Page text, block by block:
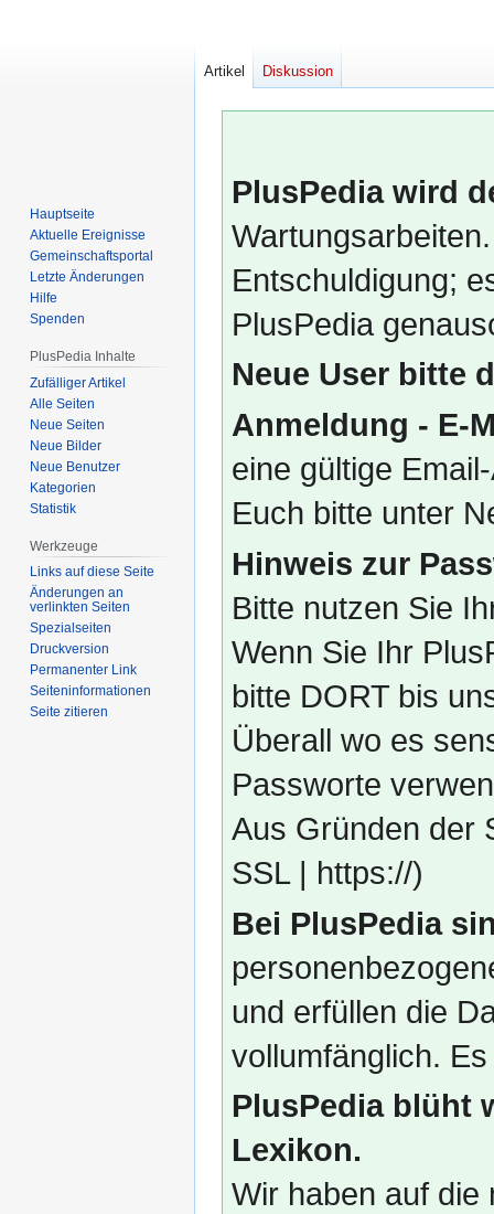
PlusPedia wird
Entschuldigung;
PlusPedia
Neue User bitte
Anmeldung - E-
eine gültige
Euch bitte unter
Hinweis zur
Bitte nutzen Sie
Wenn Sie Ihr
bitte DORT bis
Überall wo es
Passworte
Aus Gründen der
SSL | https://)
Bei PlusPedia
und erfüllen die
vollumfänglich.
PlusPedia blüht
Lexikon.
Wir haben auf die
Artikel Diskussion
Hauptseite
Aktuelle Ereignisse
Gemeinschafts­portal
Letzte Änderungen
Hilfe
Spenden
PlusPedia Inhalte
Zufälliger Artikel
Alle Seiten
Neue Seiten
Neue Bilder
Neue Benutzer
Kategorien
Statistik
Werkzeuge
Links auf diese Seite
Änderungen an
verlinkten Seiten
Spezialseiten
Druckversion
Permanenter Link
Seiten­­informationen
Seite zitieren